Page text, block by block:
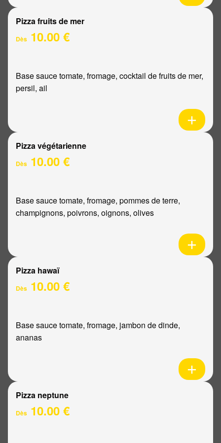
Pizza fruits de mer
Dès 10.00 €
Base sauce tomate, fromage, cocktail de fruits de mer,
persil, ail
Pizza végétarienne
Dès 10.00 €
Base sauce tomate, fromage, pommes de terre,
champignons, poivrons, oignons, olives
Pizza hawaï
Dès 10.00 €
Base sauce tomate, fromage, jambon de dinde,
ananas
Pizza neptune
Dès 10.00 €